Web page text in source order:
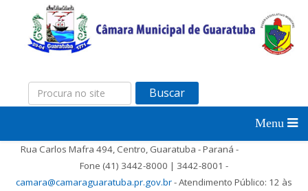
Buscar
Rua Carlos Mafra 494, Centro, Guaratuba - Paraná -
Fone (41) 3442-8000 | 3442-8001 -
camara@camaraguaratuba.pr.gov.br- Atendimento Público: 12 às